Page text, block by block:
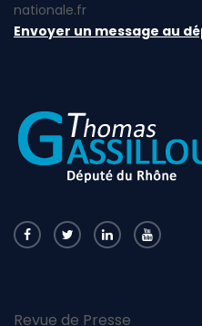
nationale.fr
Envoyer un message au
Revue de Presse